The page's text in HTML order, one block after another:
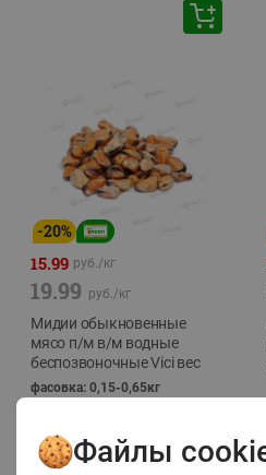
-20%
15.99 руб./кг
19.99 руб./кг
Мидии обыкновенные
мясо п/м в/м водные
беспозвоночные Vici вес
фасовка: 0,15-0,65кг
Файлы